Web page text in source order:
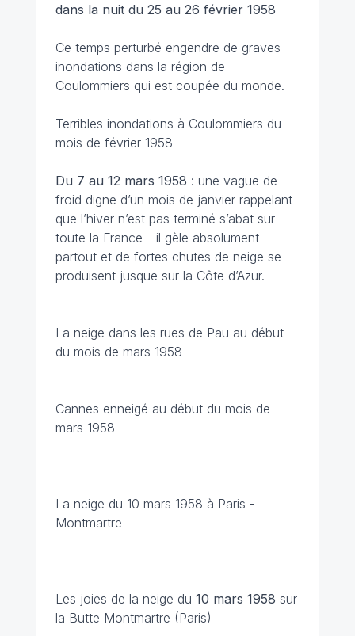
dans la nuit du 25 au 26 février 1958
Ce temps perturbé engendre de graves
inondations dans la région de
Coulommiers qui est coupée du monde.
Terribles inondations à Coulommiers du
mois de février 1958
Du 7 au 12 mars 1958 : une vague de
froid digne d’un mois de janvier rappelant
que l’hiver n’est pas terminé s’abat sur
toute la France - il gèle absolument
partout et de fortes chutes de neige se
produisent jusque sur la Côte d’Azur.
La neige dans les rues de Pau au début
du mois de mars 1958
Cannes enneigé au début du mois de
mars 1958
La neige du 10 mars 1958 à Paris -
Montmartre
Les joies de la neige du 10 mars 1958 sur
la Butte Montmartre (Paris)